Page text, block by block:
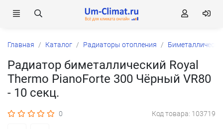
Главная Каталог Радиаторы отопления
Радиатор биметаллический Royal
Thermo PianoForte 300 Чёрный VR80
- 10 секц.
0 Код товара: 103719